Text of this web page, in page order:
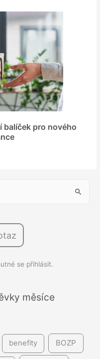
balíček pro nového
se přihlásit.
měsíce
benefity BOZP